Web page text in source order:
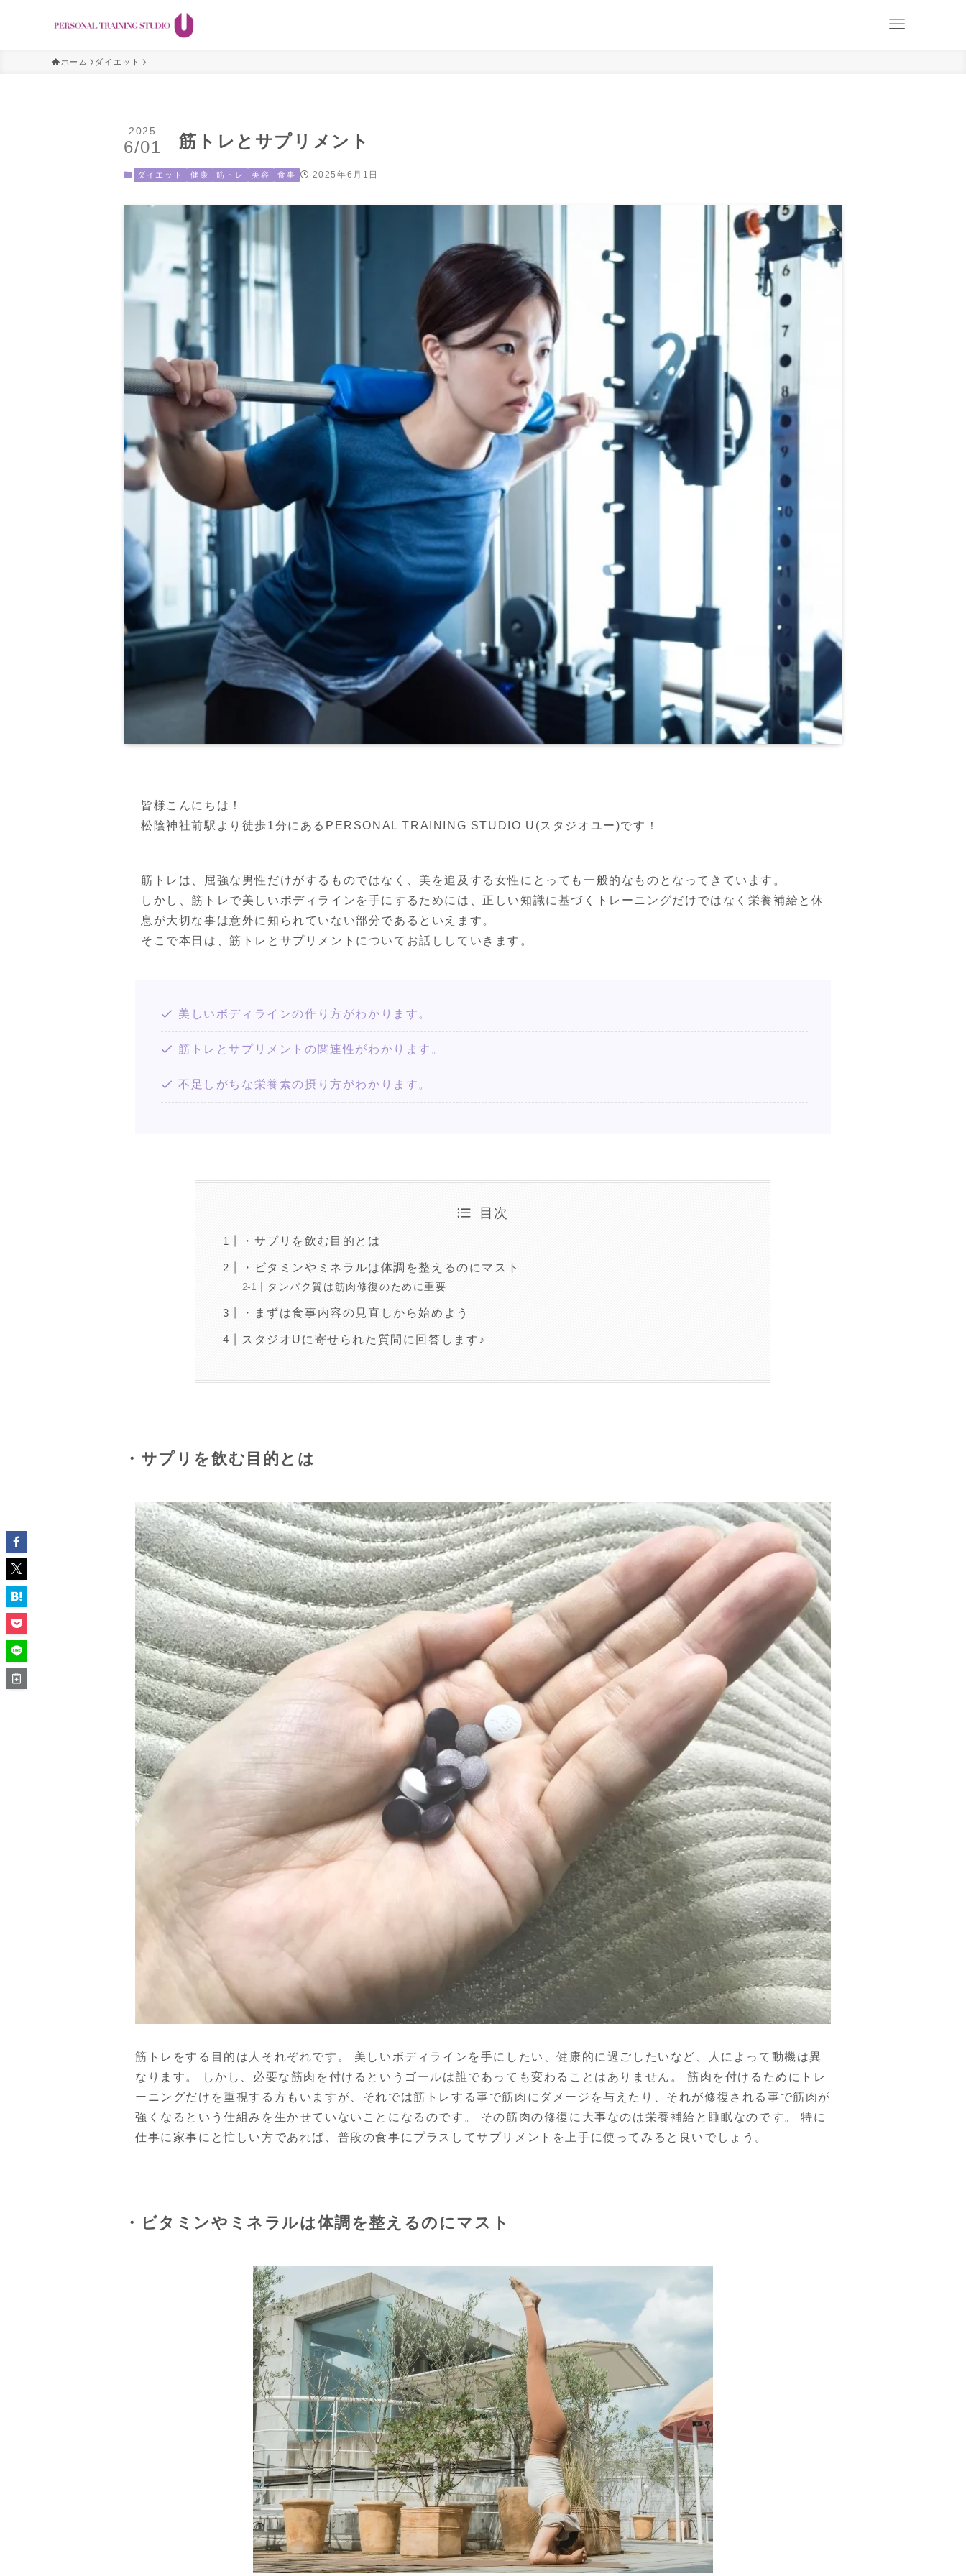
ホーム ダイエット
筋トレとサプリメント
2025
6/01
ダイエット 健康 筋トレ 美容 食事 2025年6月1日
皆様こんにちは！
松陰神社前駅より徒歩1分にあるPERSONAL TRAINING STUDIO U(スタジオユー)です！
筋トレは、屈強な男性だけがするものではなく、美を追及する女性にとっても一般的なものとなってきています。
しかし、筋トレで美しいボディラインを手にするためには、正しい知識に基づくトレーニングだけではなく栄養補給と休
息が大切な事は意外に知られていない部分であるといえます。
そこで本日は、筋トレとサプリメントについてお話ししていきます。
美しいボディラインの作り方がわかります。
筋トレとサプリメントの関連性がわかります。
不足しがちな栄養素の摂り方がわかります。
目次
・サプリを飲む目的とは
・ビタミンやミネラルは体調を整えるのにマスト
タンパク質は筋肉修復のために重要
・まずは食事内容の見直しから始めよう
スタジオUに寄せられた質問に回答します♪
・サプリを飲む目的とは
筋トレをする目的は人それぞれです。 美しいボディラインを手にしたい、健康的に過ごしたいなど、人によって動機は異
なります。 しかし、必要な筋肉を付けるというゴールは誰であっても変わることはありません。 筋肉を付けるためにトレ
ーニングだけを重視する方もいますが、それでは筋トレする事で筋肉にダメージを与えたり、それが修復される事で筋肉が
強くなるという仕組みを生かせていないことになるのです。 その筋肉の修復に大事なのは栄養補給と睡眠なのです。 特に
仕事に家事にと忙しい方であれば、普段の食事にプラスしてサプリメントを上手に使ってみると良いでしょう。
・ビタミンやミネラルは体調を整えるのにマスト